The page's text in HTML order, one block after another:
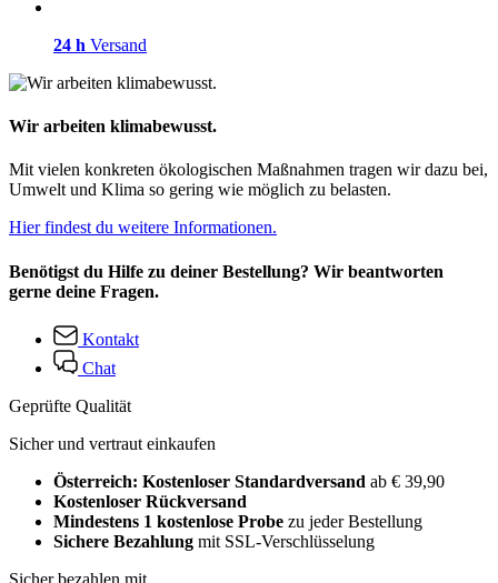
24 h Versand
Wir arbeiten klimabewusst.
Mit vielen konkreten ökologischen Maßnahmen tragen wir dazu bei,
Umwelt und Klima so gering wie möglich zu belasten.
Hier findest du weitere Informationen.
Benötigst du Hilfe zu deiner Bestellung? Wir beantworten
gerne deine Fragen.
Kontakt
Chat
Geprüfte Qualität
Sicher und vertraut einkaufen
Österreich: Kostenloser Standardversand ab € 39,90
Kostenloser Rückversand
Mindestens 1 kostenlose Probe zu jeder Bestellung
Sichere Bezahlung mit SSL-Verschlüsselung
Sicher bezahlen mit